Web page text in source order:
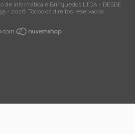
de Informática e Brinquedos LTDA - DESDE
- 2026. Todos os direitos reservados.